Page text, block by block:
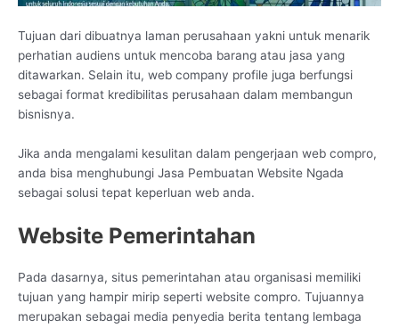
Tujuan dari dibuatnya laman perusahaan yakni untuk menarik
perhatian audiens untuk mencoba barang atau jasa yang
ditawarkan. Selain itu, web company profile juga berfungsi
sebagai format kredibilitas perusahaan dalam membangun
bisnisnya.
Jika anda mengalami kesulitan dalam pengerjaan web compro,
anda bisa menghubungi Jasa Pembuatan Website Ngada
sebagai solusi tepat keperluan web anda.
Website Pemerintahan
Pada dasarnya, situs pemerintahan atau organisasi memiliki
tujuan yang hampir mirip seperti website compro. Tujuannya
merupakan sebagai media penyedia berita tentang lembaga